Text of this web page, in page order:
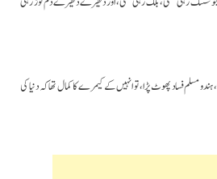
مسلم فساد پھوٹ پڑا، تو انہیں کے کیمرے کا کمال تھا کہ دنیا کی